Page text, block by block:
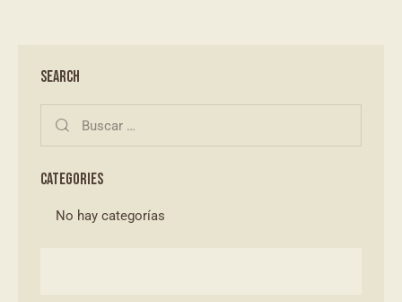
SEARCH
CATEGORIES
No hay categorías